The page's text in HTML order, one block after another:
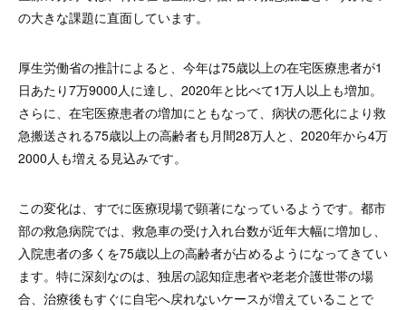
の大きな課題に直面しています。
厚生労働省の推計によると、今年は75歳以上の在宅医療患者が1
日あたり7万9000人に達し、2020年と比べて1万人以上も増加。
さらに、在宅医療患者の増加にともなって、病状の悪化により救
急搬送される75歳以上の高齢者も月間28万人と、2020年から4万
2000人も増える見込みです。
この変化は、すでに医療現場で顕著になっているようです。都市
部の救急病院では、救急車の受け入れ台数が近年大幅に増加し、
入院患者の多くを75歳以上の高齢者が占めるようになってきてい
ます。特に深刻なのは、独居の認知症患者や老老介護世帯の場
合、治療後もすぐに自宅へ戻れないケースが増えていることで